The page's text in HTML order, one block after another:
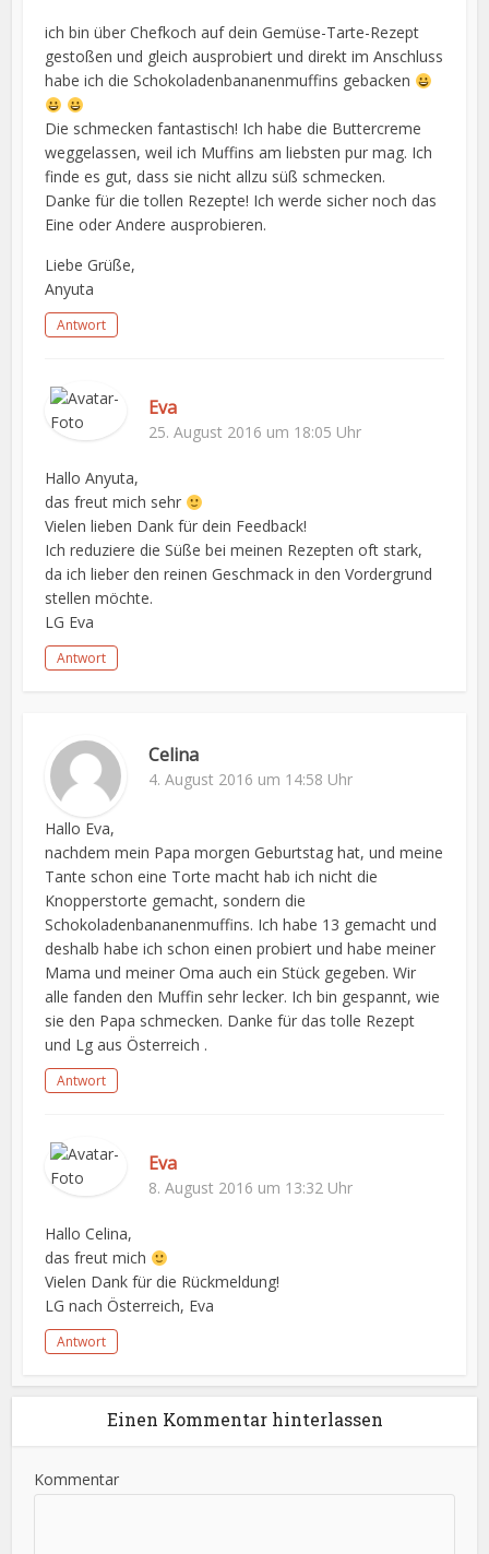
ich bin über Chefkoch auf dein Gemüse-Tarte-Rezept
gestoßen und gleich ausprobiert und direkt im Anschluss
habe ich die Schokoladenbananenmuffins gebacken
Die schmecken fantastisch! Ich habe die Buttercreme
weggelassen, weil ich Muffins am liebsten pur mag. Ich
finde es gut, dass sie nicht allzu süß schmecken.
Danke für die tollen Rezepte! Ich werde sicher noch das
Eine oder Andere ausprobieren.
Liebe Grüße,
Anyuta
Antwort
Eva
25. August 2016 um 18:05 Uhr
Hallo Anyuta,
das freut mich sehr
Vielen lieben Dank für dein Feedback!
Ich reduziere die Süße bei meinen Rezepten oft stark,
da ich lieber den reinen Geschmack in den Vordergrund
stellen möchte.
LG Eva
Antwort
Celina
4. August 2016 um 14:58 Uhr
Hallo Eva,
nachdem mein Papa morgen Geburtstag hat, und meine
Tante schon eine Torte macht hab ich nicht die
Knopperstorte gemacht, sondern die
Schokoladenbananenmuffins. Ich habe 13 gemacht und
deshalb habe ich schon einen probiert und habe meiner
Mama und meiner Oma auch ein Stück gegeben. Wir
alle fanden den Muffin sehr lecker. Ich bin gespannt, wie
sie den Papa schmecken. Danke für das tolle Rezept
und Lg aus Österreich .
Antwort
Eva
8. August 2016 um 13:32 Uhr
Hallo Celina,
das freut mich
Vielen Dank für die Rückmeldung!
LG nach Österreich, Eva
Antwort
Einen Kommentar hinterlassen
Kommentar